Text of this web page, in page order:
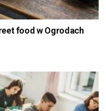
food w Ogrodach